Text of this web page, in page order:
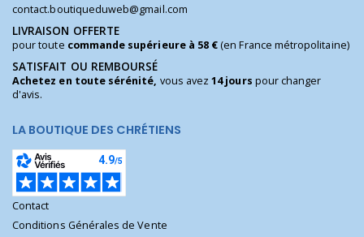
contact.boutiqueduweb@gmail.com
LIVRAISON OFFERTE
pour toute commande supérieure à 58 €(en France métropolitaine)
SATISFAIT OU REMBOURSÉ
Achetez en toute sérénité, vous avez14 jours pour changer
d'avis.
LA BOUTIQUE DES CHRÉTIENS
Contact
Conditions Générales de Vente